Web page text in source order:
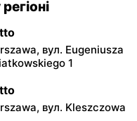
вул. Eugeniusza
1
вул. Kleszczowa